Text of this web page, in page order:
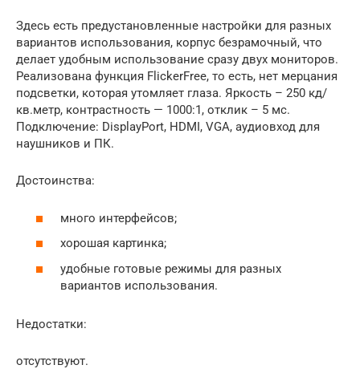
Здесь есть предустановленные настройки для разных
вариантов использования, корпус безрамочный, что
делает удобным использование сразу двух мониторов.
Реализована функция FlickerFree, то есть, нет мерцания
подсветки, которая утомляет глаза. Яркость – 250 кд/
кв.метр, контрастность — 1000:1, отклик – 5 мс.
Подключение: DisplayPort, HDMI, VGA, аудиовход для
наушников и ПК.
Достоинства:
много интерфейсов;
хорошая картинка;
удобные готовые режимы для разных
вариантов использования.
Недостатки:
отсутствуют.